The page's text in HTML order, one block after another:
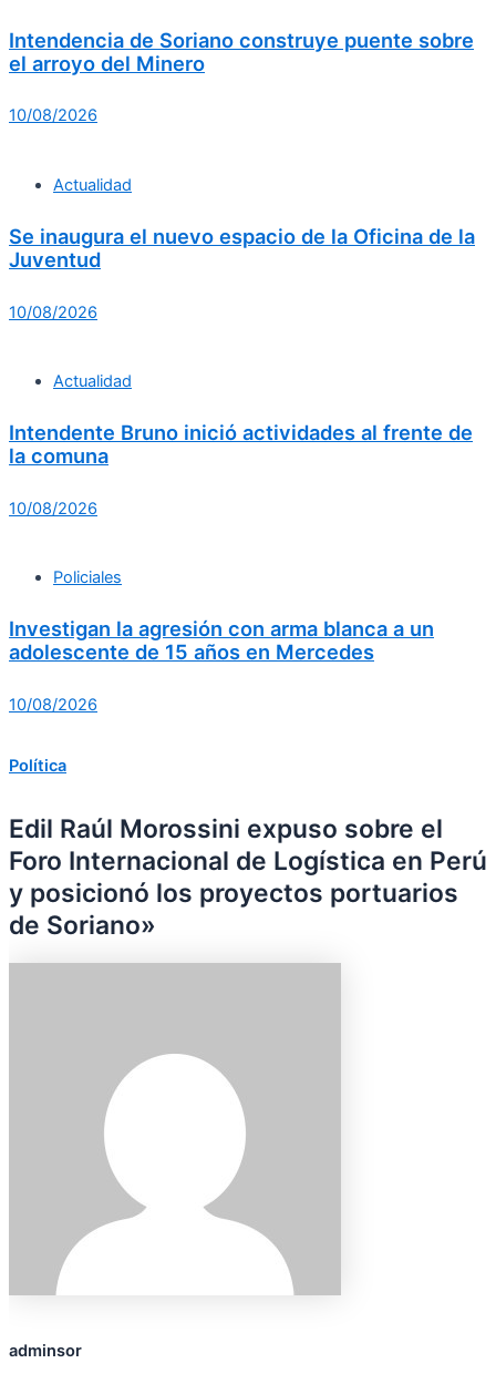
Intendencia de Soriano construye puente sobre
el arroyo del Minero
10/08/2026
Actualidad
Se inaugura el nuevo espacio de la Oficina de la
Juventud
10/08/2026
Actualidad
Intendente Bruno inició actividades al frente de
la comuna
10/08/2026
Policiales
Investigan la agresión con arma blanca a un
adolescente de 15 años en Mercedes
10/08/2026
Política
Edil Raúl Morossini expuso sobre el
Foro Internacional de Logística en Perú
y posicionó los proyectos portuarios
de Soriano»
adminsor